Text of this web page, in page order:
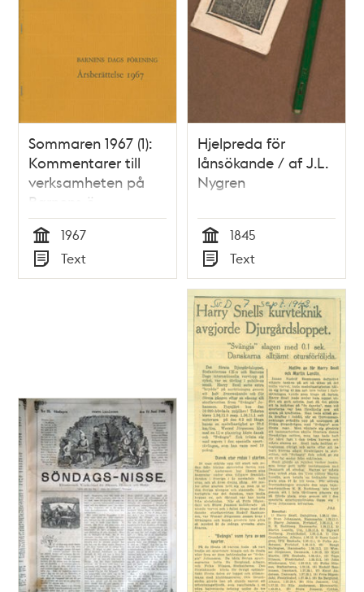
Sommaren 1967 (1):
Kommentarer till
verksamheten på
Barnens ö
Tid
1967
Typ
Text
Hjelpreda för
lånsökande / af J.L.
Nygren
Tid
1845
Typ
Text